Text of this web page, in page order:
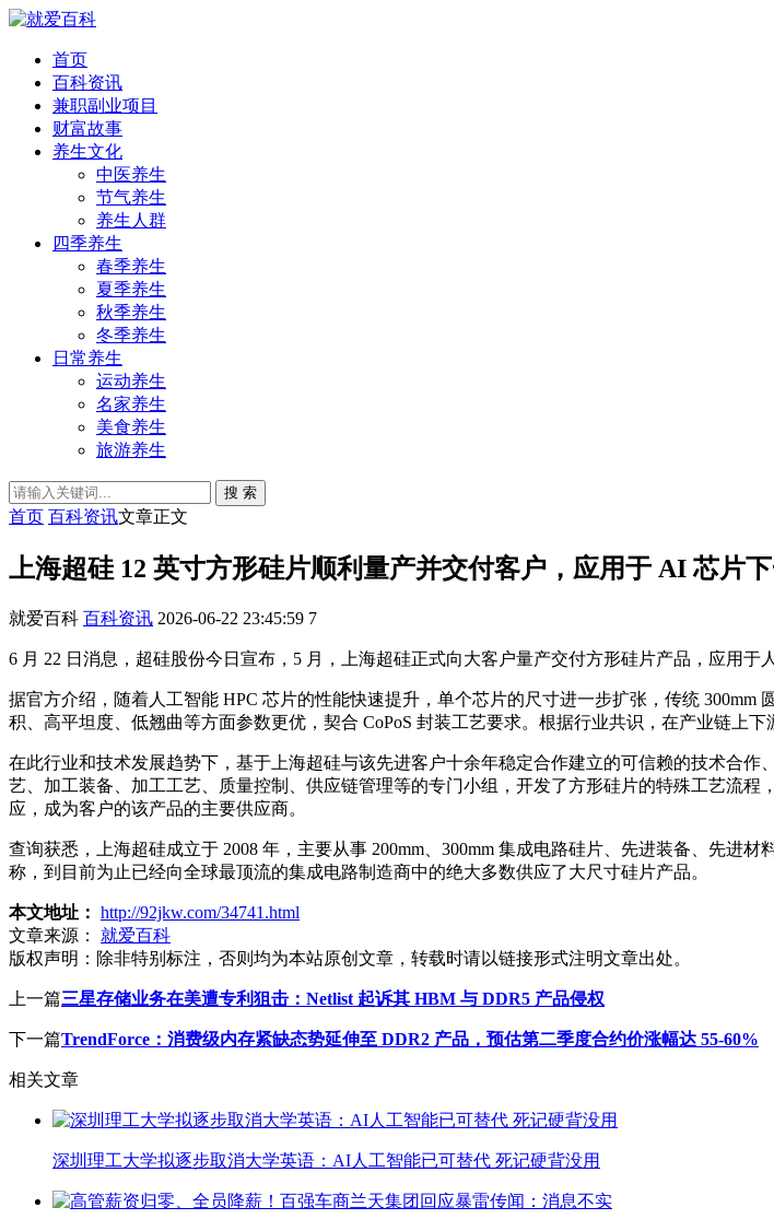
首页
百科资讯
兼职副业项目
财富故事
养生文化
中医养生
节气养生
养生人群
四季养生
春季养生
夏季养生
秋季养生
冬季养生
日常养生
运动养生
名家养生
美食养生
旅游养生
搜 索
首页 百科资讯文章正文
上海超硅 12 英寸方形硅片顺利量产并交付客户，应用于 AI 芯片
就爱百科 百科资讯 2026-06-22 23:45:59 7
6 月 22 日消息，超硅股份今日宣布，5 月，上海超硅正式向大客户量产交付方形硅片产品，应用于
据官方介绍，随着人工智能 HPC 芯片的性能快速提升，单个芯片的尺寸进一步扩张，传统
积、高平坦度、低翘曲等方面参数更优，契合 CoPoS 封装工艺要求。根据行业共识，在产业链上下
在此行业和技术发展趋势下，基于上海超硅与该先进客户十余年稳定合作建立的可信赖的技术合
艺、加工装备、加工工艺、质量控制、供应链管理等的专门小组，开发了方形硅片的特殊工艺流
应，成为客户的该产品的主要供应商。
查询获悉，上海超硅成立于 2008 年，主要从事 200mm、300mm 集成电路硅片、先进装备、先进
称，到目前为止已经向全球最顶流的集成电路制造商中的绝大多数供应了大尺寸硅片产品。
本文地址： http://92jkw.com/34741.html
文章来源：
就爱百科
版权声明： 除非特别标注，否则均为本站原创文章，转载时请以链接形式注明文章出处。
上一篇三星存储业务在美遭专利狙击：Netlist 起诉其 HBM 与 DDR5 产品侵权
下一篇TrendForce：消费级内存紧缺态势延伸至 DDR2 产品，预估第二季度合约价涨幅达 55-60%
相关文章
深圳理工大学拟逐步取消大学英语：AI人工智能已可替代 死记硬背没用